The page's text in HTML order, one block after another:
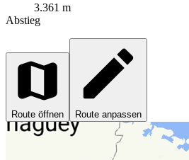
3.361 m
Abstieg
Route öffnen Route anpassen